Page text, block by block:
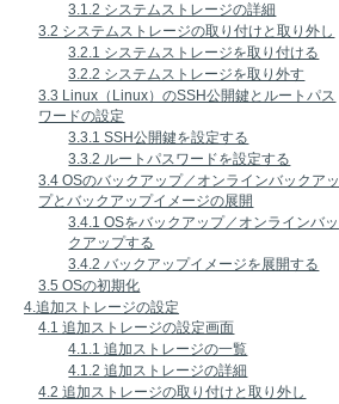
3.1.2 システムストレージの詳細
3.2 システムストレージの取り付けと取り外し
3.2.1 システムストレージを取り付ける
3.2.2 システムストレージを取り外す
3.3 Linux（Linux）のSSH公開鍵とルートパス
ワードの設定
3.3.1 SSH公開鍵を設定する
3.3.2 ルートパスワードを設定する
3.4 OSのバックアップ／オンラインバックアッ
プとバックアップイメージの展開
3.4.1 OSをバックアップ／オンラインバッ
クアップする
3.4.2 バックアップイメージを展開する
3.5 OSの初期化
4.追加ストレージの設定
4.1 追加ストレージの設定画面
4.1.1 追加ストレージの一覧
4.1.2 追加ストレージの詳細
4.2 追加ストレージの取り付けと取り外し